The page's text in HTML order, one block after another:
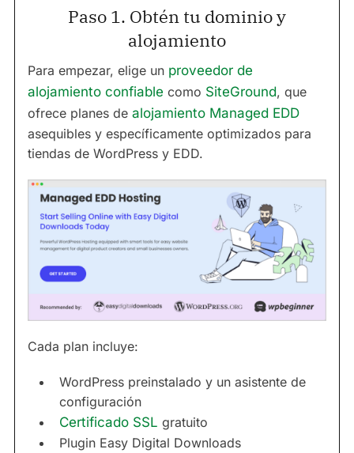
Paso 1. Obtén tu dominio y
alojamiento
Para empezar, elige un proveedor de
alojamiento confiable como SiteGround, que
ofrece planes de alojamiento Managed EDD
asequibles y específicamente optimizados para
tiendas de WordPress y EDD.
Cada plan incluye:
WordPress preinstalado y un asistente de
configuración
Certificado SSL gratuito
Plugin Easy Digital Downloads